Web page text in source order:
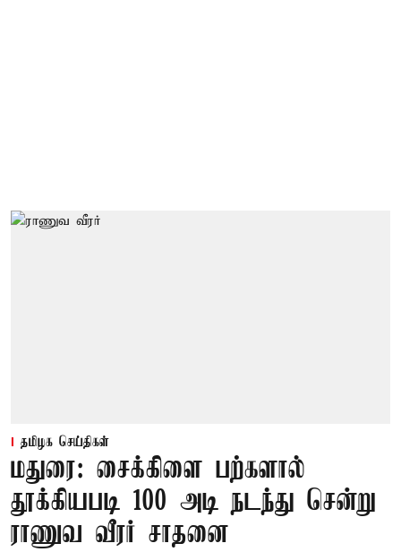
தமிழக செய்திகள்
மதுரை: சைக்கிளை பற்களால்
தூக்கியபடி 100 அடி நடந்து சென்று
ராணுவ வீரர் சாதனை